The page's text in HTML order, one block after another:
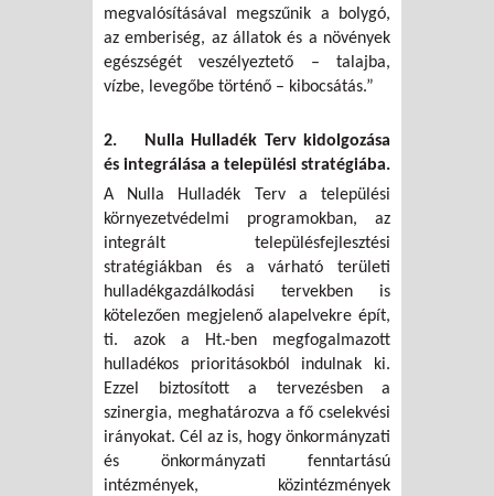
megvalósításával megszűnik a bolygó,
az emberiség, az állatok és a növények
egészségét veszélyeztető – talajba,
vízbe, levegőbe történő – kibocsátás.”
2. Nulla Hulladék Terv kidolgozása
és integrálása a települési stratégiába.
A Nulla Hulladék Terv a települési
környezetvédelmi programokban, az
integrált településfejlesztési
stratégiákban és a várható területi
hulladékgazdálkodási tervekben is
kötelezően megjelenő alapelvekre épít,
ti. azok a Ht.-ben megfogalmazott
hulladékos prioritásokból indulnak ki.
Ezzel biztosított a tervezésben a
szinergia, meghatározva a fő cselekvési
irányokat. Cél az is, hogy önkormányzati
és önkormányzati fenntartású
intézmények, közintézmények